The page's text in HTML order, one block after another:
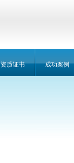
资质证书 成功案例